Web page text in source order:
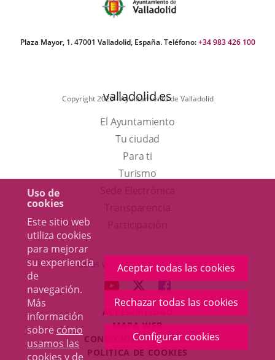
Uso de
cookies
Este sitio web
utiliza cookies
para mejorar
su experiencia
de
navegación.
Más
información
sobre cómo
usamos las
cookies y de
Aceptar todas las cookies
Rechazar todas las cookies
Configurar cookies
Plaza Mayor, 1. 47001 Valladolid, España. Teléfono:+34 983 426 100
Copyright 2025 - Ayuntamiento de Valladolid
valladolid.es
El Ayuntamiento
Tu ciudad
Para ti
TurismoEste
una
ventana
nueva.
externa.
Otras webs del Ayuntamiento
ENLACE
A
UNA
APLICACIÓN
EXTERNA.
ENLACE
A
UNA
APLICACIÓN
EXTERNA.
ENLACE
A
UNA
APLICACIÓN
EXTERNA.
ACCESIBILIDAD
MAPA WEB
CONDICIONES LEGALES
POLÍTICA DE COOKIES